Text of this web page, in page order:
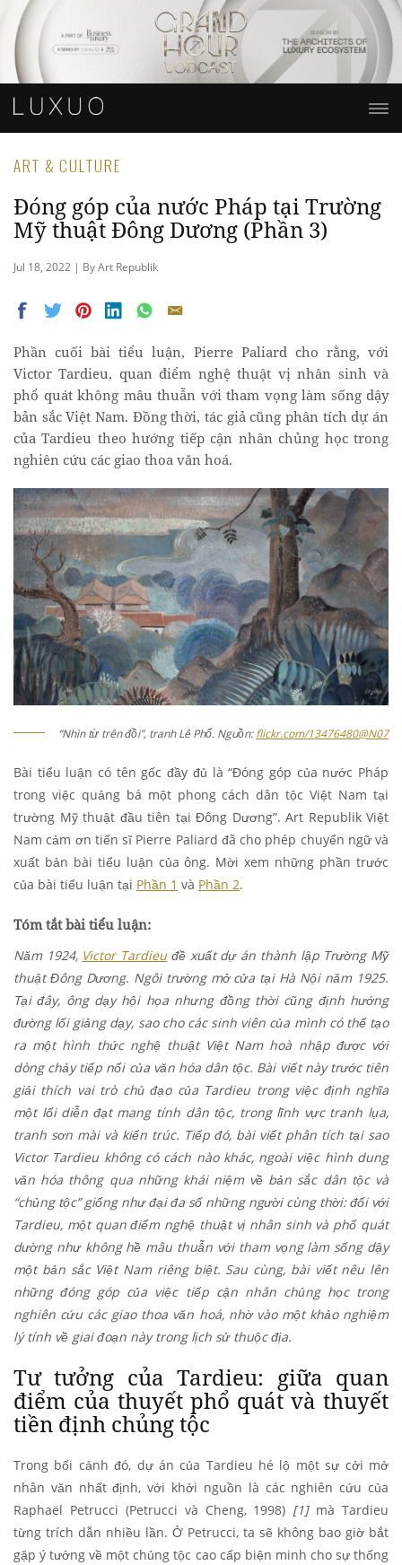
ART & CULTURE
Đóng góp của nước Pháp tại Trường
Mỹ thuật Đông Dương (Phần 3)
Jul 18, 2022 | By Art Republik
Phần cuối bài tiểu luận, Pierre Paliard cho rằng, với
Victor Tardieu, quan điểm nghệ thuật vị nhân sinh và
phổ quát không mâu thuẫn với tham vọng làm sống dậy
bản sắc Việt Nam. Đồng thời, tác giả cũng phân tích dự án
của Tardieu theo hướng tiếp cận nhân chủng học trong
nghiên cứu các giao thoa văn hoá.
“Nhìn từ trên đồi”, tranh Lê Phổ. Nguồn:flickr.com/13476480@N07
Bài tiểu luận có tên gốc đầy đủ là “Đóng góp của nước Pháp
trong việc quảng bá một phong cách dân tộc Việt Nam tại
trường Mỹ thuật đầu tiên tại Đông Dương”. Art Republik Việt
Nam cảm ơn tiến sĩ Pierre Paliard đã cho phép chuyển ngữ và
xuất bản bài tiểu luận của ông. Mời xem những phần trước
của bài tiểu luận tại Phần 1 và Phần 2.
Tóm tắt bài tiểu luận:
Năm 1924, Victor Tardieu đề xuất dự án thành lập Trường Mỹ
thuật Đông Dương. Ngôi trường mở cửa tại Hà Nội năm 1925.
Tại đây, ông dạy hội họa nhưng đồng thời cũng định hướng
đường lối giảng dạy, sao cho các sinh viên của mình có thể tạo
ra một hình thức nghệ thuật Việt Nam hoà nhập được với
dòng chảy tiếp nối của văn hóa dân tộc. Bài viết này trước tiên
giải thích vai trò chủ đạo của Tardieu trong việc định nghĩa
một lối diễn đạt mang tính dân tộc, trong lĩnh vực tranh lụa,
tranh sơn mài và kiến trúc. Tiếp đó, bài viết phân tích tại sao
Victor Tardieu không có cách nào khác, ngoài việc hình dung
văn hóa thông qua những khái niệm về bản sắc dân tộc và
“chủng tộc” giống như đại đa số những người cùng thời: đối với
Tardieu, một quan điểm nghệ thuật vị nhân sinh và phổ quát
dường như không hề mâu thuẫn với tham vọng làm sống dậy
một bản sắc Việt Nam riêng biệt. Sau cùng, bài viết nêu lên
những đóng góp của việc tiếp cận nhân chủng học trong
nghiên cứu các giao thoa văn hoá, nhờ vào một khảo nghiệm
lý tính về giai đoạn này trong lịch sử thuộc địa.
Tư tưởng của Tardieu: giữa quan
điểm của thuyết phổ quát và thuyết
tiền định chủng tộc
Trong bối cảnh đó, dự án của Tardieu hé lộ một sự cởi mở
nhân văn nhất định, với khởi nguồn là các nghiên cứu của
Raphaël Petrucci (Petrucci và Cheng, 1998) [1]mà Tardieu
từng trích dẫn nhiều lần. Ở Petrucci, ta sẽ không bao giờ bắt
gặp ý tưởng về một chủng tộc cao cấp biện minh cho sự thống